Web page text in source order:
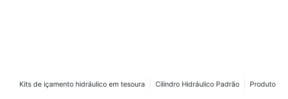
Produto
Cilindro Hidráulico Padrão
Kits de içamento hidráulico em tesoura